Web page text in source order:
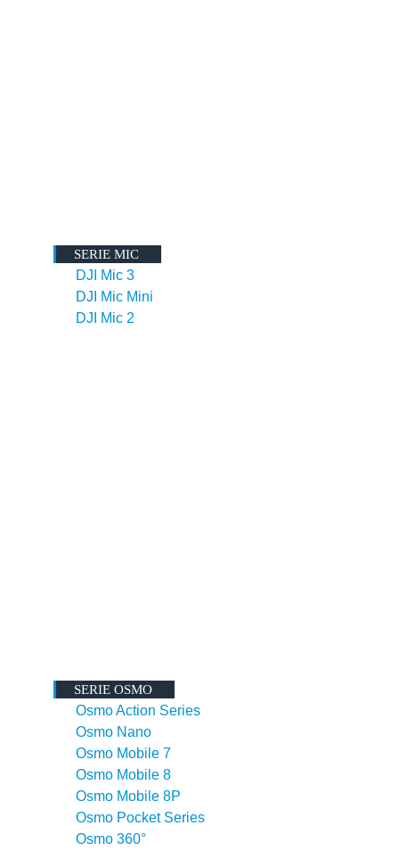
SERIE MIC
DJI Mic 3
DJI Mic Mini
DJI Mic 2
SERIE OSMO
Osmo Action Series
Osmo Nano
Osmo Mobile 7
Osmo Mobile 8
Osmo Mobile 8P
Osmo Pocket Series
Osmo 360°